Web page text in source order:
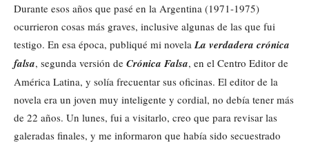
Durante esos años que pasé en la Argentina (1971-1975)
ocurrieron cosas más graves, inclusive algunas de las que fui
testigo. En esa época, publiqué mi novela La verdadera crónica
falsa, segunda versión de Crónica Falsa, en el Centro Editor de
América Latina, y solía frecuentar sus oficinas. El editor de la
novela era un joven muy inteligente y cordial, no debía tener más
de 22 años. Un lunes, fui a visitarlo, creo que para revisar las
galeradas finales, y me informaron que había sido secuestrado